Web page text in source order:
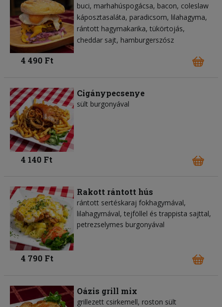
buci marhahúspogácsa bacon coleslaw
káposztasaláta paradicsom lilahagyma
rántott hagymakarika tükörtojás
cheddar sajt hamburgerszósz
4 490 Ft
Cigánypecsenye
sült burgonyával
4 140 Ft
Rakott rántott hús
rántott sertéskaraj fokhagymával,
lilahagymával, tejföllel és trappista sajttal,
petrezselymes burgonyával
4 790 Ft
Oázis grill mix
grillezett csirkemell, roston sült